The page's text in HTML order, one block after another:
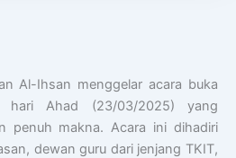
Al-Ihsan menggelar acara buka
hari Ahad (23/03/2025) yang
penuh makna. Acara ini dihadiri
dewan guru dari jenjang TKIT,